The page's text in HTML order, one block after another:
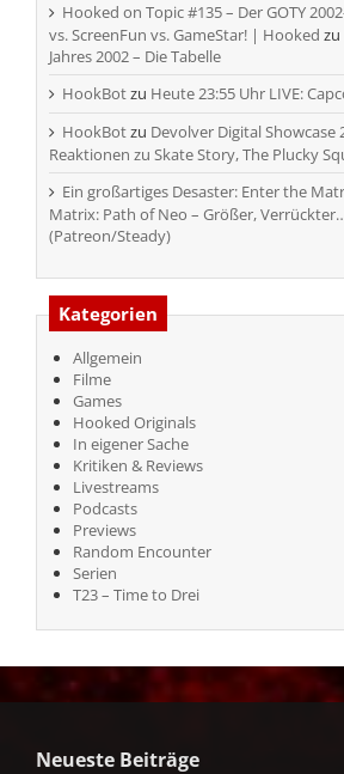
Hooked on Topic #135 – Der GOTY
vs. ScreenFun vs. GameStar! | Hooked zu
Jahres 2002 – Die Tabelle
HookBotzu Heute 23:55 Uhr LIVE:
HookBotzu Devolver Digital Showcase
Reaktionen zu Skate Story, The Plucky
Ein großartiges Desaster: Enter the
Matrix: Path of Neo – Größer,
(Patreon/Steady)
Kategorien
Allgemein
Filme
Games
Hooked Originals
In eigener Sache
Kritiken & Reviews
Livestreams
Podcasts
Previews
Random Encounter
Serien
T23 – Time to Drei
Neueste Beiträge